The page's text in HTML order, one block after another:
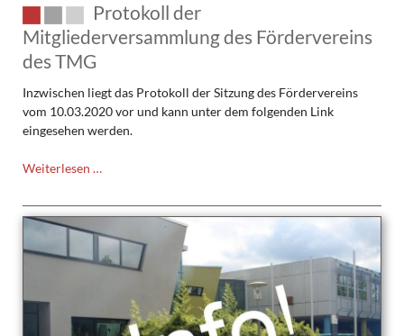
Protokoll der
Mitgliederversammlung des Fördervereins
des TMG
Inzwischen liegt das Protokoll der Sitzung des Fördervereins
vom 10.03.2020 vor und kann unter dem folgenden Link
eingesehen werden.
Weiterlesen …
Mitgliederversammlung
Fördervereins
des